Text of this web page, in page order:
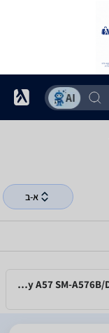
א-ב
סמסונג גלקסי Samsung Galaxy A57 SM-A576B/DS 256GB 8GB RAM